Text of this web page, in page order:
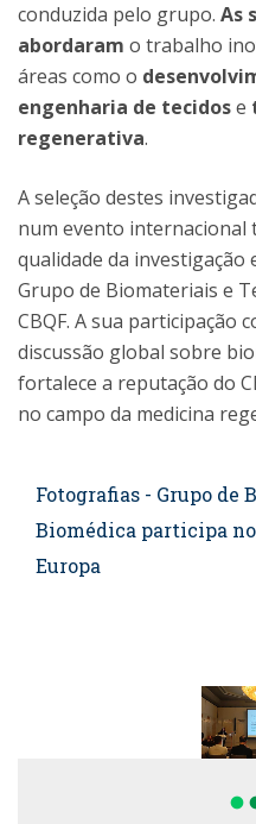
conduzida pelo grupo. As
abordaram o trabalho
áreas como o
engenharia de tecidose
regenerativa.
A seleção destes
num evento internacional
qualidade da investigação
Grupo de Biomateriais e
CBQF. A sua participação
discussão global sobre
fortalece a reputação do
no campo da medicina
Fotografias - Grupo de
Biomédica participa
Europa
fiber_manual_record